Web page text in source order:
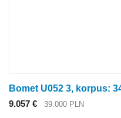
9.057 € 39.000 PLN